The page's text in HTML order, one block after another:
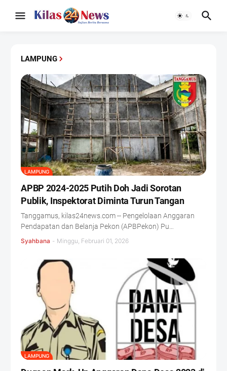
LAMPUNG
LAMPUNG
APBP 2024-2025 Putih Doh Jadi Sorotan
Publik, Inspektorat Diminta Turun Tangan
Tanggamus, kilas24news.com -- Pengelolaan Anggaran
Pendapatan dan Belanja Pekon (APBPekon) Pu…
Syahbana - Minggu, Februari 01, 2026
LAMPUNG